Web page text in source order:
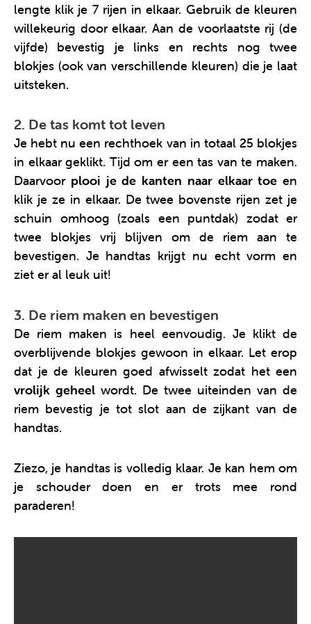
lengte klik je 7 rijen in elkaar. Gebruik de kleuren
willekeurig door elkaar. Aan de voorlaatste rij (de
vijfde) bevestig je links en rechts nog twee
blokjes (ook van verschillende kleuren) die je laat
uitsteken.
2. De tas komt tot leven
Je hebt nu een rechthoek van in totaal 25 blokjes
in elkaar geklikt. Tijd om er een tas van te maken.
Daarvoor plooi je de kanten naar elkaar toe en
klik je ze in elkaar. De twee bovenste rijen zet je
schuin omhoog (zoals een puntdak) zodat er
twee blokjes vrij blijven om de riem aan te
bevestigen. Je handtas krijgt nu echt vorm en
ziet er al leuk uit!
3. De riem maken en bevestigen
De riem maken is heel eenvoudig. Je klikt de
overblijvende blokjes gewoon in elkaar. Let erop
dat je de kleuren goed afwisselt zodat het een
vrolijk geheel wordt. De twee uiteinden van de
riem bevestig je tot slot aan de zijkant van de
handtas.
Ziezo, je handtas is volledig klaar. Je kan hem om
je schouder doen en er trots mee rond
paraderen!